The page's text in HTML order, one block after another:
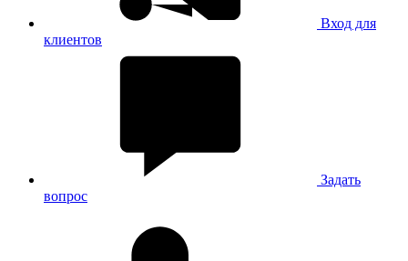
Вход для
клиентов
Задать
вопрос